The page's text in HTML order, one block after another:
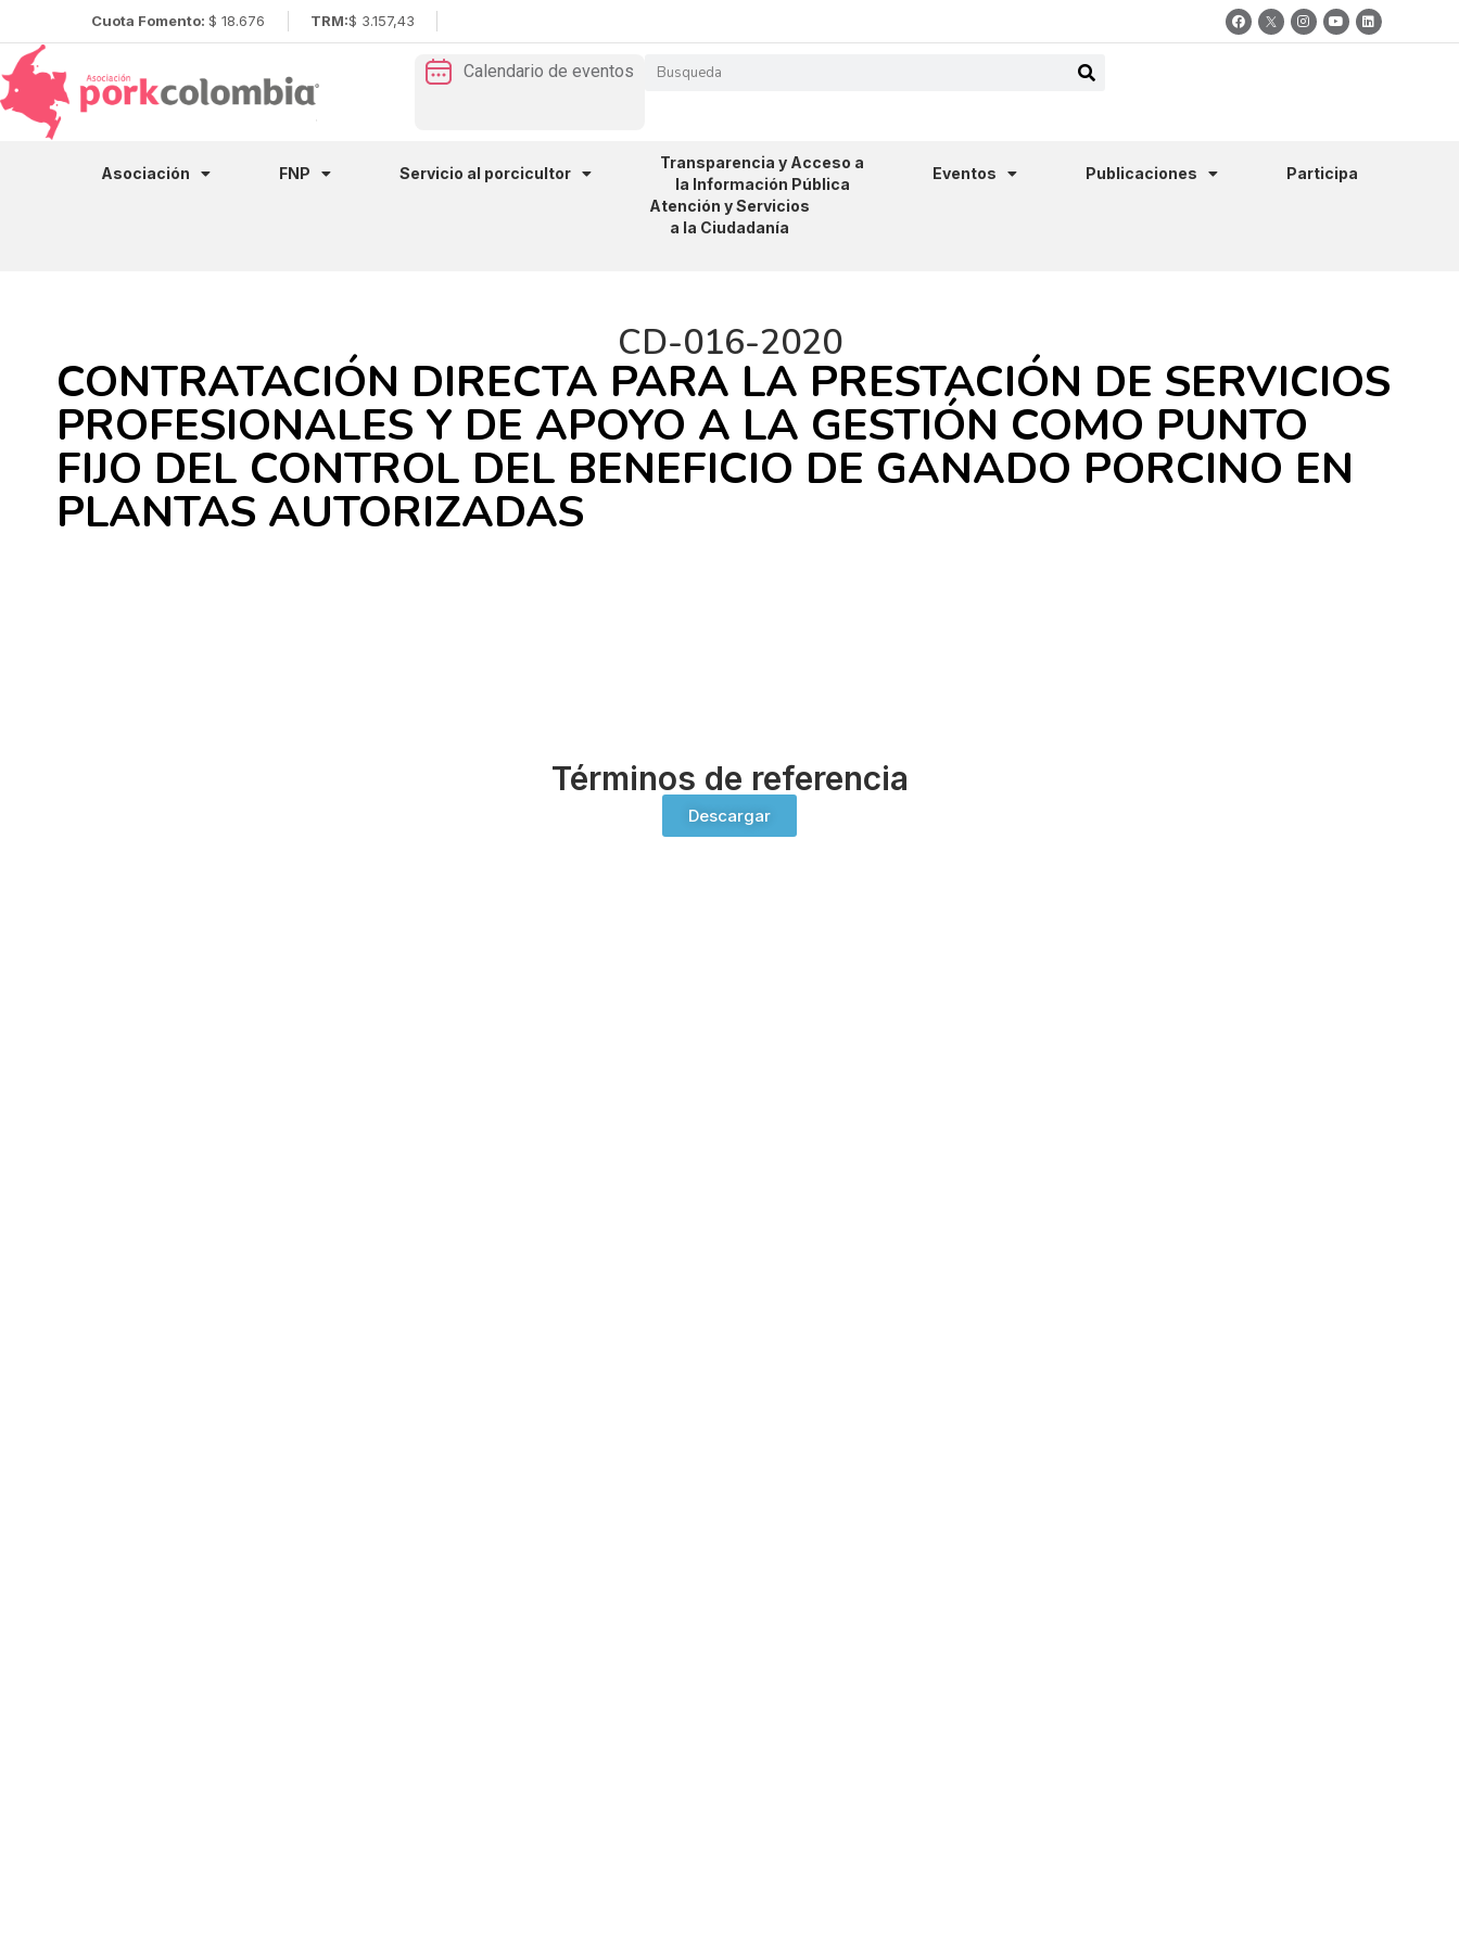
Cuota Fomento: $ 18.676 TRM:$ 3.157,43
Calendario de eventos
Asociación FNP Servicio al porcicultor
Transparencia y Acceso a
la Información Pública
Eventos Publicaciones
Participa
Atención y Servicios
a la Ciudadanía
CD-016-2020
CONTRATACIÓN DIRECTA PARA LA PRESTACIÓN DE SERVICIOS
PROFESIONALES Y DE APOYO A LA GESTIÓN COMO PUNTO
FIJO DEL CONTROL DEL BENEFICIO DE GANADO PORCINO EN
PLANTAS AUTORIZADAS
Términos de referencia
Descargar